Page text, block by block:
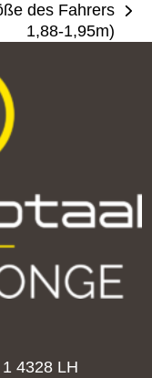
des Fahrers
1,88-1,95m)
4328 LH